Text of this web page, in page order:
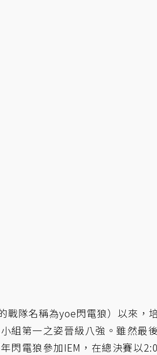
戰隊名稱為yoe閃電狼）以來，
組第一之姿晉級八強。雖然最
閃電狼參加IEM，在總決賽以